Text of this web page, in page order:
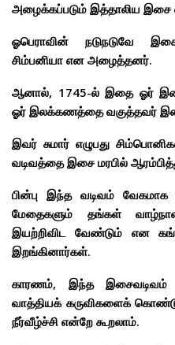
அழைக்கப்படும் இத்தாலிய இசை
ஓபெராவின் நடுநடுவே
சிம்பனியா என அழைத்தனர்.
ஆனால், 1745-ல் இதை ஓர்
ஓர் இலக்கணத்தை வகுத்தவர்
இவர் சுமார் எழுபது
வடிவத்தை இசை மரபில்
பின்பு இந்த வடிவம் வேகமாக
மேதைகளும் தங்கள்
இயற்றிவிட வேண்டும் என
இறங்கினார்கள்.
காரணம், இந்த இசைவடிவம்
வாத்தியக் கருவிகளைக்
நீர்வீழ்ச்சி என்றே கூறலாம்.